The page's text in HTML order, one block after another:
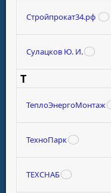
Стройпрокат34.рф
Сулацков Ю. И.
Т
ТеплоЭнергоМонтаж
ТехноПарк
ТЕХСНАБ